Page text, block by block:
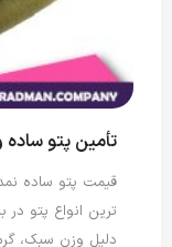
تأمین پتو
قیمت پتو ساده
ترین انواع پتو در
دلیل وزن سبک،